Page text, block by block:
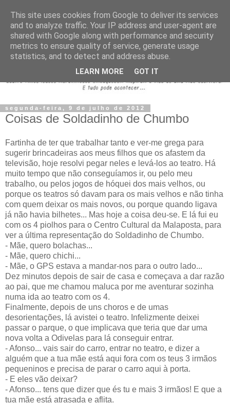
segunda-feira, 9 de julho de 2012
Coisas de Soldadinho de Chumbo
Fartinha de ter que trabalhar tanto e ver-me grega para
sugerir brincadeiras aos meus filhos que os afastem da
televisão, hoje resolvi pegar neles e levá-los ao teatro. Há
muito tempo que não conseguíamos ir, ou pelo meu
trabalho, ou pelos jogos de hóquei dos mais velhos, ou
porque os teatros só davam para os mais velhos e não tinha
com quem deixar os mais novos, ou porque quando ligava
já não havia bilhetes... Mas hoje a coisa deu-se. E lá fui eu
com os 4 piolhos para o Centro Cultural da Malaposta, para
ver a última representação do Soldadinho de Chumbo.
- Mãe, quero bolachas...
- Mãe, quero chichi...
- Mãe, o GPS estava a mandar-nos para o outro lado...
Dez minutos depois de sair de casa e começava a dar razão
ao pai, que me chamou maluca por me aventurar sozinha
numa ida ao teatro com os 4.
Finalmente, depois de uns choros e de umas
desorientações, lá avistei o teatro. Infelizmente deixei
passar o parque, o que implicava que teria que dar uma
nova volta a Odivelas para lá conseguir entrar.
- Afonso... vais sair do carro, entrar no teatro, e dizer a
alguém que a tua mãe está aqui fora com os teus 3 irmãos
pequeninos e precisa de parar o carro aqui à porta.
- E eles vão deixar?
- Afonso... tens que dizer que és tu e mais 3 irmãos! E que a
tua mãe está atrasada e aflita.
This site uses cookies from Google to deliver its services
and to analyze traffic. Your IP address and user-agent are
shared with Google along with performance and security
metrics to ensure quality of service, generate usage
statistics, and to detect and address abuse.
LEARN MORE GOT IT